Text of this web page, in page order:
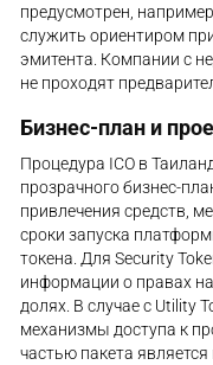
предусмотрен,
служить ориентиром
эмитента. Компании с
не проходят
Бизнес-план и
Процедура ICO в
прозрачного бизнес-
привлечения средств,
сроки запуска
токена. Для Security
информации о правах
долях. В случае с Utility
механизмы доступа к
частью пакета